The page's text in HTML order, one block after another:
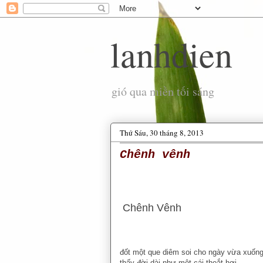
lanhdien
gió qua miền tối sáng
Thứ Sáu, 30 tháng 8, 2013
Chênh vênh
Chênh Vênh
đốt một que diêm soi cho ngày vừa xuống